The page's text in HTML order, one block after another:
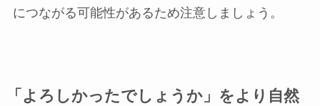
につながる可能性があるため注意しましょう。
「よろしかったでしょうか」をより自然